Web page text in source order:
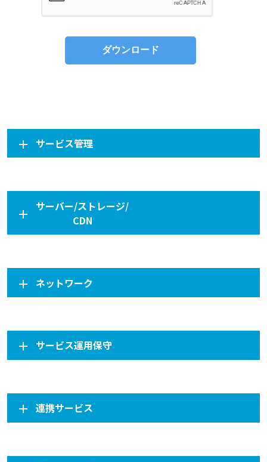
サービス管理
サーバー/ストレージ/
CDN
ネットワーク
サービス運用保守
連携サービス